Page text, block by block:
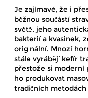
Je zajímavé, že i
běžnou součástí
světě, jeho
bakterií a kvasinek,
originální. Mnozí
stále vyrábějí kefír
přestože si moderní
ho produkovat
tradičních